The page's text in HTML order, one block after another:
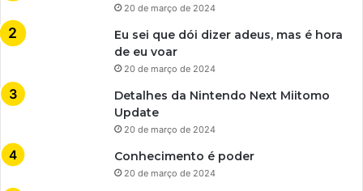
20 de março de 2024
Eu sei que dói dizer adeus, mas é hora
de eu voar
20 de março de 2024
Detalhes da Nintendo Next Miitomo
Update
20 de março de 2024
Conhecimento é poder
20 de março de 2024